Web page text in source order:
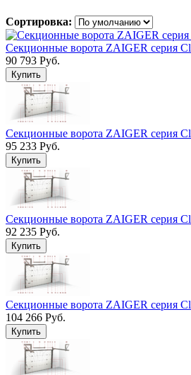
Сортировка:
Секционные ворота ZAIGER серия
90 793 Руб.
Секционные ворота ZAIGER серия
95 233 Руб.
Секционные ворота ZAIGER серия
92 235 Руб.
Секционные ворота ZAIGER серия
104 266 Руб.